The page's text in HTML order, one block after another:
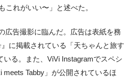
これがいい〜」と述べた。
広告撮影に臨んだ。広告は表紙を務
に掲載されている「天ちゃんと旅す
いる。また、ViVi Instagramでスペシ
meets Tabby」が公開されているほ